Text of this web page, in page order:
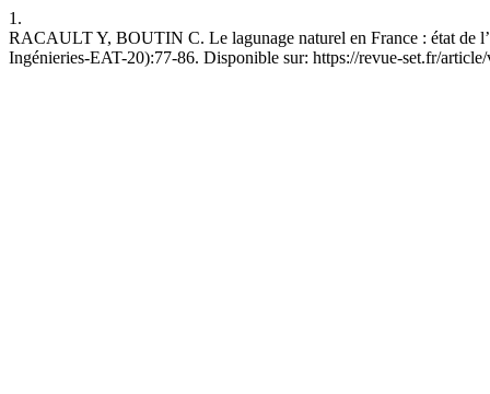
1.
RACAULT Y, BOUTIN C. Le lagunage naturel en France : état de
Ingénieries-EAT-20):77-86. Disponible sur: https://revue-set.fr/